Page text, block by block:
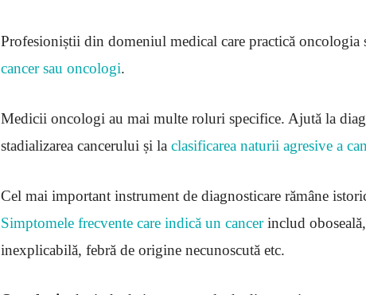
Profesioniștii din domeniul medical care practică oncologia
cancer sau oncologi.
Medicii oncologi au mai multe roluri specifice. Ajută la
stadializarea cancerului și la clasificarea naturii agresive a
Cel mai important instrument de diagnosticare rămâne
Simptomele frecvente care indică un cancerinclud oboseală,
inexplicabilă, febră de origine necunoscută etc.